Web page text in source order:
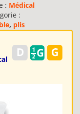
: Médical
:
, plis